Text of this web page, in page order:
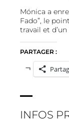
Mónica a
Fado”, le
travail et
PARTAGER :
INFOS